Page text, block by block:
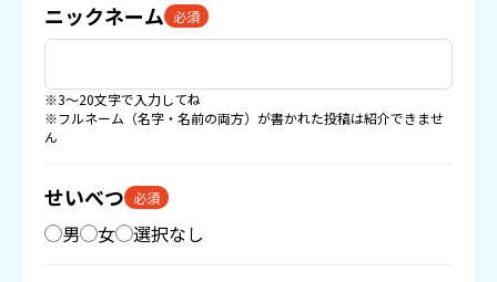
ニックネーム 必須
※3〜20文字で入力してね
※フルネーム（名字・名前の両方）が書かれた投稿は紹介できませ
ん
せいべつ 必須
男 女 選択なし